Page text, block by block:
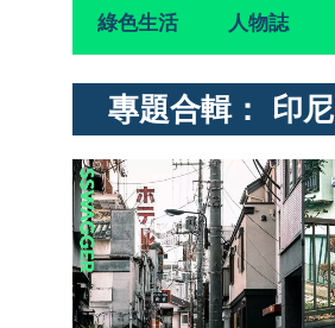
綠色生活 人物誌
專題合輯： 印尼